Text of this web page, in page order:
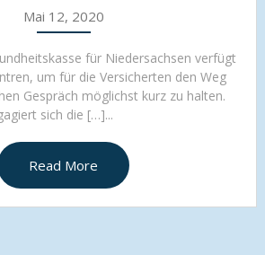
Mai 12, 2020
für Niedersachsen verfügt
um für die Versicherten den Weg
Gespräch möglichst kurz zu halten.
sich die […]...
Read More